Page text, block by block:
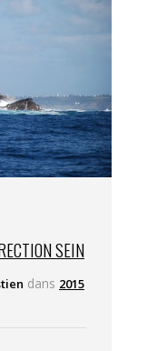
SEIN
dans 2015